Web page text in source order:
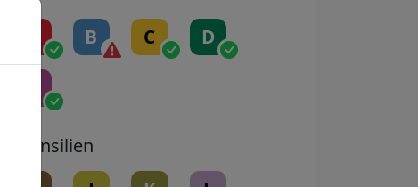
B C D
Transilien